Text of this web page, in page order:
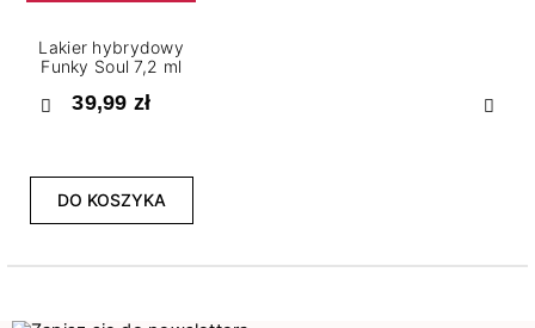
Poprzedni
Lakier hybrydowy
Funky Soul 7,2 ml
39,99 zł
DO KOSZYKA